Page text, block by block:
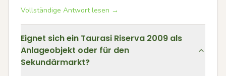
Vollständige Antwort lesen →
Eignet sich ein Taurasi Riserva 2009 als
Anlageobjekt oder für den
Sekundärmarkt?